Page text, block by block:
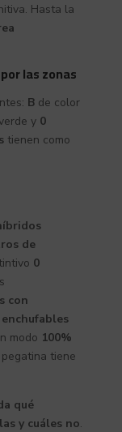
Hasta la
las zonas
Bde color
y 0
tienen como
de
0
con
modo 100%
tiene
qué
y cuáles no.